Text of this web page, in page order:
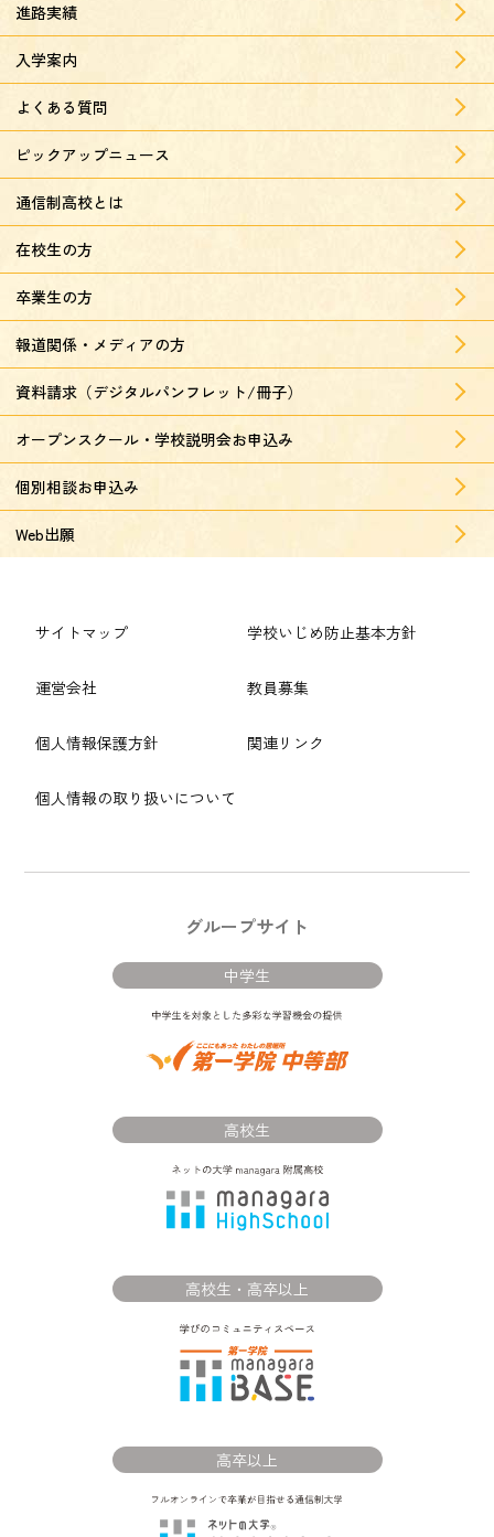
進路実績
入学案内
よくある質問
ピックアップニュース
通信制高校とは
在校生の方
卒業生の方
報道関係・メディアの方
資料請求（デジタルパンフレット/冊子）
オープンスクール・学校説明会お申込み
個別相談お申込み
Web出願
サイトマップ
運営会社
個人情報保護方針
個人情報の取り扱いについて
学校いじめ防止基本方針
教員募集
関連リンク
グループサイト
中学生
高校生
高校生・高卒以上
高卒以上